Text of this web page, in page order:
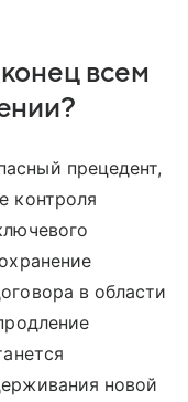
всем
прецедент,
контроля
в области
новой